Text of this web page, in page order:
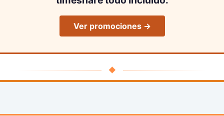
Ver promociones →
◆